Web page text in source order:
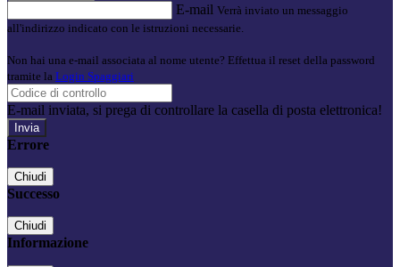
E-mail Verrà inviato un messaggio
all'indirizzo indicato con le istruzioni necessarie.
Non hai una e-mail associata al nome utente? Effettua il reset della password
tramite la Login Spaggiari
E-mail inviata, si prega di controllare la casella di posta elettronica!
Errore
Chiudi
Successo
Chiudi
Informazione